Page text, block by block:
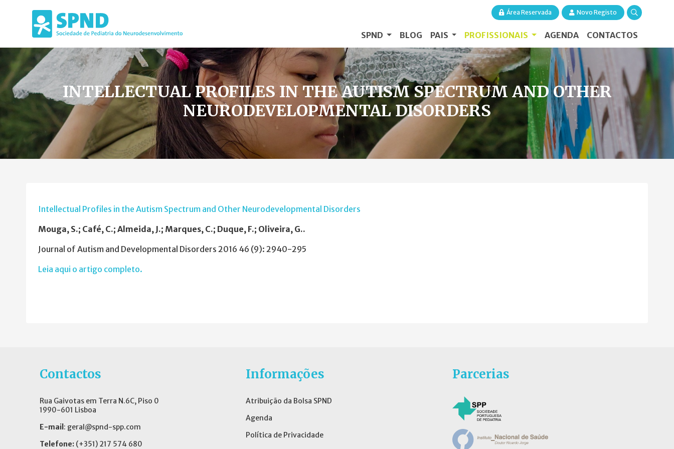
Área Reservada Novo Registo
SPND BLOG PAIS PROFISSIONAIS AGENDA CONTACTOS
INTELLECTUAL PROFILES IN THE AUTISM SPECTRUM AND OTHER
NEURODEVELOPMENTAL DISORDERS
Intellectual Profiles in the Autism Spectrum and Other Neurodevelopmental Disorders
Mouga, S.; Café, C.; Almeida, J.; Marques, C.; Duque, F.; Oliveira, G..
Journal of Autism and Developmental Disorders 2016 46 (9): 2940-295
Leia aqui o artigo completo.
Contactos
Rua Gaivotas em Terra N.6C, Piso 0
1990-601 Lisboa
E-mail : geral@spnd-spp.com
Telefone: (+351) 217 574 680
Informações
Atribuição da Bolsa SPND
Agenda
Política de Privacidade
Parcerias